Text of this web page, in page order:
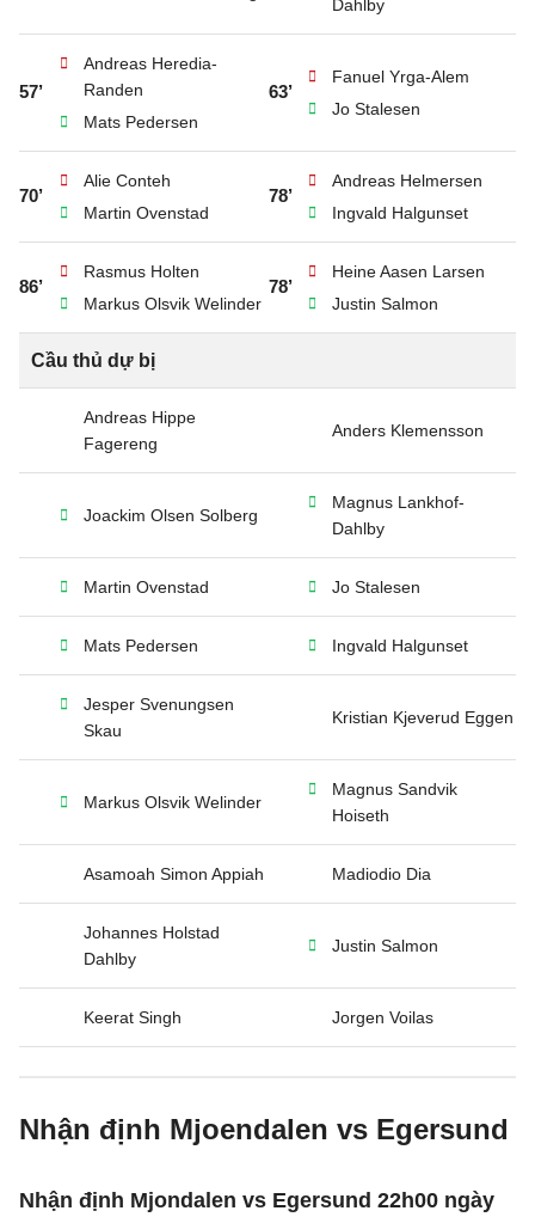
Dahlby
57’
Andreas Heredia-
Randen
Mats Pedersen
63’
Fanuel Yrga-Alem
Jo Stalesen
70’
Alie Conteh
Martin Ovenstad
78’
Andreas Helmersen
Ingvald Halgunset
86’
Rasmus Holten
Markus Olsvik Welinder
78’
Heine Aasen Larsen
Justin Salmon
Cầu thủ dự bị
Andreas Hippe
Fagereng
Anders Klemensson
Joackim Olsen Solberg
Magnus Lankhof-
Dahlby
Martin Ovenstad Jo Stalesen
Mats Pedersen Ingvald Halgunset
Jesper Svenungsen
Skau
Kristian Kjeverud Eggen
Markus Olsvik Welinder
Magnus Sandvik
Hoiseth
Asamoah Simon Appiah Madiodio Dia
Johannes Holstad
Dahlby
Justin Salmon
Keerat Singh Jorgen Voilas
Nhận định Mjoendalen vs Egersund
Nhận định Mjondalen vs Egersund 22h00 ngày